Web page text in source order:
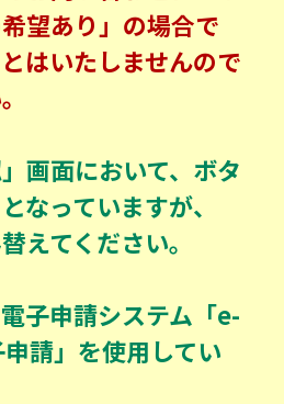
望あり」の場合で
はいたしませんので
画面において、ボタ
なっていますが、
えてください。
子申請システム「e-
請」を使用してい